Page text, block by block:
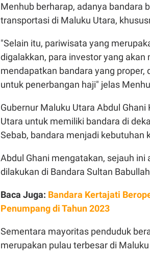
Menhub berharap, adanya bandara
transportasi di Maluku Utara,
"Selain itu, pariwisata yang
digalakkan, para investor yang
mendapatkan bandara yang proper,
untuk penerbangan haji" jelas
Gubernur Maluku Utara Abdul
Utara untuk memiliki bandara di
Sebab, bandara menjadi kebutuhan
Abdul Ghani mengatakan, sejauh
dilakukan di Bandara Sultan
Baca Juga: Bandara Kertajati
Penumpang di Tahun 2023
Sementara mayoritas penduduk
merupakan pulau terbesar di